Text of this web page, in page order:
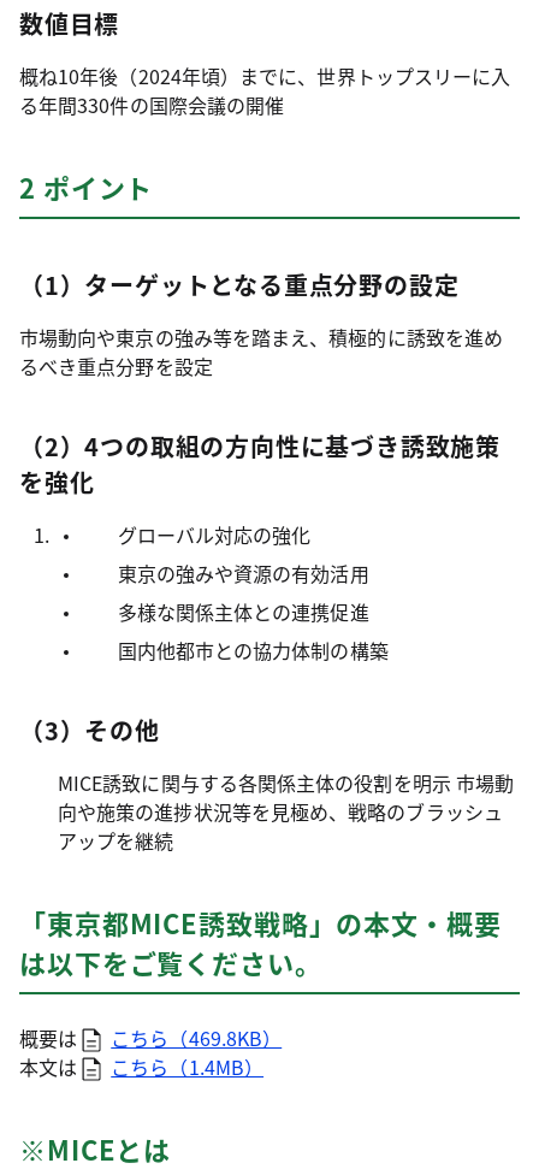
数値目標
概ね10年後（2024年頃）までに、世界トップスリーに入
る年間330件の国際会議の開催
2 ポイント
（1）ターゲットとなる重点分野の設定
市場動向や東京の強み等を踏まえ、積極的に誘致を進め
るべき重点分野を設定
（2）4つの取組の方向性に基づき誘致施策
を強化
グローバル対応の強化
東京の強みや資源の有効活用
多様な関係主体との連携促進
国内他都市との協力体制の構築
（3）その他
MICE誘致に関与する各関係主体の役割を明示 市場動
向や施策の進捗状況等を見極め、戦略のブラッシュ
アップを継続
「東京都MICE誘致戦略」の本文・概要
は以下をご覧ください。
概要は
こちら（469.8KB）
本文は
こちら（1.4MB）
※MICEとは